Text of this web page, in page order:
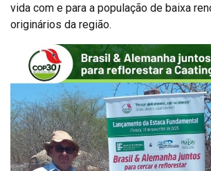
vida com e para a população de baixa
originários da região.